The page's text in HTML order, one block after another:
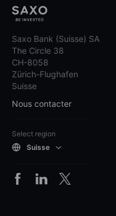
Saxo Bank (Suisse) SA
The Circle 38
CH-8058
Zürich-Flughafen
Suisse
Nous contacter
Select region
Suisse